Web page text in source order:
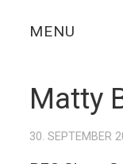
MENU
Matty
30. SEPTEMBER